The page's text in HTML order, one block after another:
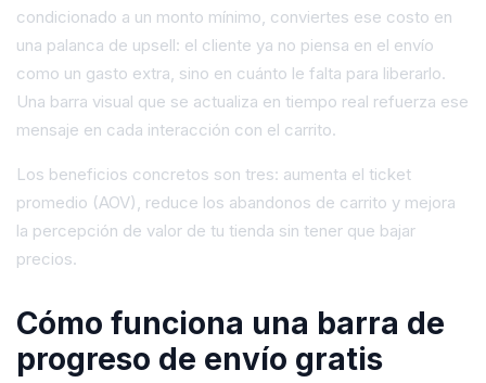
condicionado a un monto mínimo, conviertes ese costo en
una palanca de upsell: el cliente ya no piensa en el envío
como un gasto extra, sino en cuánto le falta para liberarlo.
Una barra visual que se actualiza en tiempo real refuerza ese
mensaje en cada interacción con el carrito.
Los beneficios concretos son tres: aumenta el ticket
promedio (AOV), reduce los abandonos de carrito y mejora
la percepción de valor de tu tienda sin tener que bajar
precios.
Cómo funciona una barra de
progreso de envío gratis